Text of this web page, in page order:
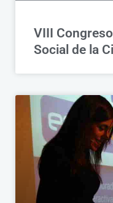
VIII
Social de la